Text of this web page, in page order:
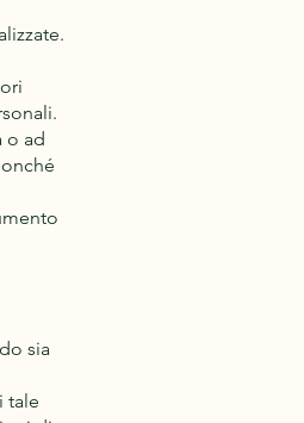
o ad
sia
tale